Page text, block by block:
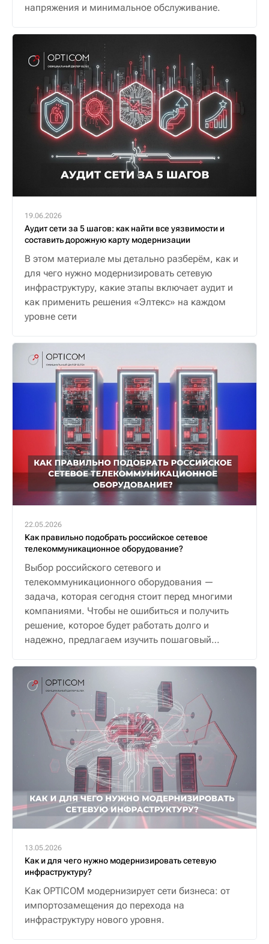
напряжения и минимальное обслуживание.
19.06.2026
Аудит сети за 5 шагов: как найти все уязвимости и
составить дорожную карту модернизации
В этом материале мы детально разберём, как и
для чего нужно модернизировать сетевую
инфраструктуру, какие этапы включает аудит и
как применить решения «Элтекс» на каждом
уровне сети
22.05.2026
Как правильно подобрать российское сетевое
телекоммуникационное оборудование?
Выбор российского сетевого и
телекоммуникационного оборудования —
задача, которая сегодня стоит перед многими
компаниями. Чтобы не ошибиться и получить
решение, которое будет работать долго и
надежно, предлагаем изучить пошаговый
13.05.2026
Как и для чего нужно модернизировать сетевую
инфраструктуру?
Как OPTICOM модернизирует сети бизнеса: от
импортозамещения до перехода на
инфраструктуру нового уровня.